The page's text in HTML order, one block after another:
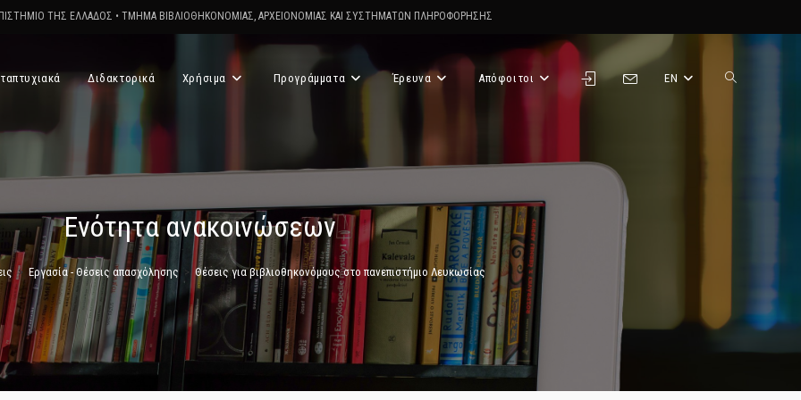
ΤΗΣ ΕΛΛΑΔΟΣ • ΤΜΗΜΑ ΒΙΒΛΙΟΘΗΚΟΝΟΜΙΑΣ, ΑΡΧΕΙΟΝΟΜΙΑΣ ΚΑΙ ΣΥΣΤΗΜΑΤΩΝ ΠΛΗΡΟΦΟΡΗΣΗΣ
Διδακτορικά Χρήσιμα Προγράμματα Έρευνα Απόφοιτοι EN Toggle
Ενότητα ανακοινώσεων
> Εργασία - Θέσεις απασχόλησης > Θέσεις για βιβλιοθηκονόμους στο πανεπιστήμιο Λευκωσίας